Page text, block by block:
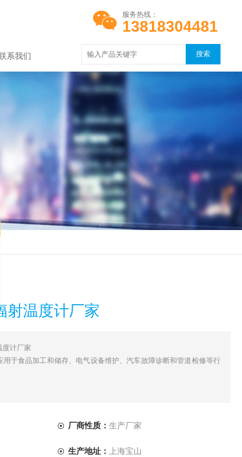
服务热线：
13818304481
系我们
射温度计厂家
度计厂家
用于食品加工和储存、电气设备维护、汽车故障诊断和管道检修等行
厂商性质： 生产厂家
生产地址： 上海宝山